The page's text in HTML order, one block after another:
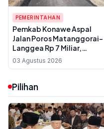
PEMERINTAHAN
Pemkab Konawe Aspal
Jalan Poros Matanggorai–
Langgea Rp 7 Miliar,
Warga Padangguni
Tunggu Puluhan Tahun Kini
03 Agustus 2026
Pilihan